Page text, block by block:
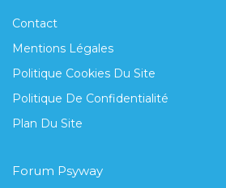
Contact
Mentions Légales
Politique Cookies Du Site
Politique De Confidentialité
Plan Du Site
Forum Psyway